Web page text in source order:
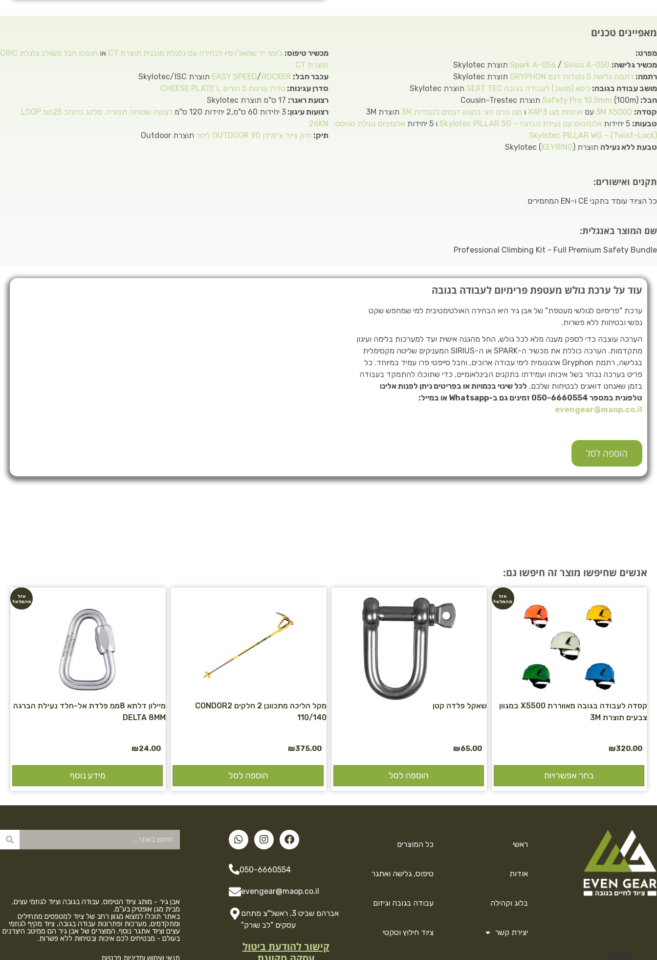
מאפיינים טכנים
מפרט:
מכשיר גלישה:
Spark A-056 / Sirius A-050
תוצרת Skylotec
רתמה: רתמת גלישה 5 נקודות דגם GRYPHON
תוצרת Skylotec
מושב עבודה בגובה: כיסא (מושב) לעבודה בגובה SEAT TEC
תוצרת Skylotec
חבל:
Safety Pro 10.5mm (100m) תוצרת Cousin-Trestec
קסדה: 3M X5000 עם אוזניות מגן X4P3 ו מגן פנים חצי במגוון דגמים לקסדות 3M
תוצרת 3M
טבעות:
אלומיניום עם נעילת הברגה – Skylotec PILLAR SG ו 5 יחידות
אלומיניום נעילת טוויסט
(Twist-Lock) – Skylotec PILLAR WG
טבעת ללא נעילה תוצרת Skylotec ( KEYRING)
מכשיר טיפוס: ג'ומר יד שמאל/ימין לבחירה עם גלגלת מובנית תוצרת CT או
תופסן חבל משולב גלגלת CRIC
תוצרת CT
עכבר חבל:
EASY SPEED/ROCKER
תוצרת Skylotec/ISC
סדרן עגינות: סדרן עגינות 5 חורים CHEESE PLATE L
רצועת ראנר:
רצועות עיגון: 3 יחידות 60 ס"מ,2 יחידות 120 ס"מ
רצועה שטוחה תפורה, סלינג ברוחב 25ממ LOOP
26KN
תיק: תיק ציוד צ'ימידן OUTDOOR 90 ליטר תוצרת Outdoor
תקנים ואישורים:
כל הציוד עומד בתקני CE ו-EN המחמירים
שם המוצר באנגלית:
Professional Climbing Kit - Full Premium Safety Bundle
עוד על ערכת גולש מעטפת פרימיום לעבודה בגובה
ערכת "פרימיום לגולשי מעטפת" של אבן גיר היא הבחירה האולטימטיבית למי שמחפש שקט
נפשי ובטיחות ללא פשרות.
הערכה עוצבה כדי לספק מענה מלא לכל גולש, החל מהגנה אישית ועד למערכות בלימה ועיגון
מתקדמות. הערכה כוללת את מכשיר ה-SPARK או ה-SIRIUS המעניקים שליטה מקסימלית
בגלישה, רתמת Gryphon ארגונומית לימי עבודה ארוכים, וחבל סייפטי פרו עמיד במיוחד. כל
פריט בערכה נבחר בשל איכותו ועמידתו בתקנים הבינלאומיים, כדי שתוכלו להתמקד בעבודה
בזמן שאנחנו דואגים לבטיחות שלכם. לכל שינוי בכמויות או בפריטים ניתן לפנות אלינו
טלפונית במספר 050-6660554 זמינים גם ב-Whatsapp או במייל:
evengear@maop.co.il
הוספה לסל
אנשים שחיפשו מוצר זה חיפשו גם:
אזל
מהמלאי!
קסדה לעבודה בגובה מאווררת X5500 במגוון
צבעים תוצרת 3M
₪320.00
בחר אפשרויות
שאקל פלדה קטן
₪65.00
הוספה לסל
מקל הליכה מתכוונן 2 חלקים CONDOR2
110/140
₪375.00
הוספה לסל
אזל
מהמלאי!
מיילון דלתא 8ממ פלדת אל-חלד נעילת הברגה
DELTA 8MM
₪24.00
מידע נוסף
ראשי
אודות
בלוג וקהילה
יצירת קשר
כל המוצרים
טיפוס, גלישה ואתגר
עבודה בגובה וגיזום
ציוד חילוץ וטקטי
050-6660554
evengear@maop.co.il
אברהם שביט 3, ראשל"צ מתחם
עסקים "לב שורק"
קישור להודעת ביטול
אבן גיר - מותג ציוד הטיפוס, עבודה בגובה וציוד לגוזמי עצים,
מבית מגן אופטיק בע"מ.
באתר תוכלו למצוא מגוון רחב של ציוד למטפסים מתחילים
ומתקדמים, מערכות ופתרונות עבודה בגובה, ציוד מקיף לגוזמי
עצים וציוד אתגר נוסף. המוצרים של אבן גיר הם ממיטב היצרנים
בעולם - מבטיחים לכם איכות ובטיחות ללא פשרות.
תנאי שימוש ומדיניות פרטיות